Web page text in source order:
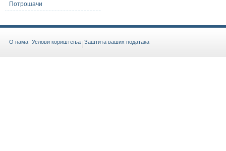
Потрошачи
O нама Услови кориштења Заштита ваших података